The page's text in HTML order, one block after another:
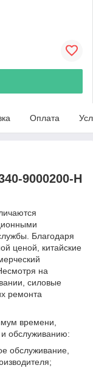
Оплата
9000200-H
Благодаря
ценой, китайские
на
силовые
ремонта
времени,
обслуживанию:
обслуживание,